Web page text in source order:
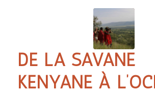
DE LA SAVANE
KENYANE À